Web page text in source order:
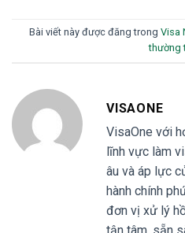
Bài viết này được đăng trong Visa
thường
VISAONE
VisaOne với
lĩnh vực làm
âu và áp lực
hành chính
đơn vị xử lý